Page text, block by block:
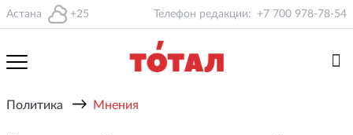
Астана +25 Телефон редакции: +7 700 978-78-54
Политика → Мнения